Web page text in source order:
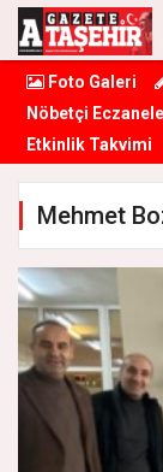
Foto Galeri
Nöbetçi
Etkinlik Takvimi
Mehmet